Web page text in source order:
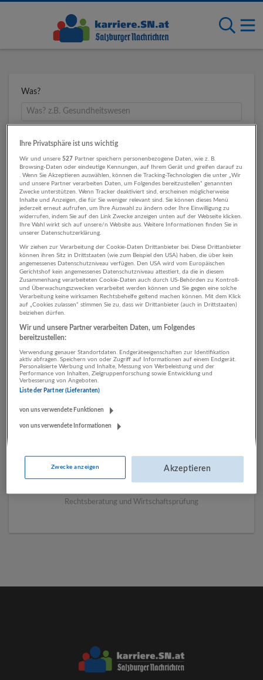
Was?
Wo?
Umkreis
1 Assistenz, Verwaltung, Büro
Rechtsberatung und
Wirtschaftsprüfung
Unternehmen
Berlin und Partner Rechtsanwälte
Rechtsberatung und Wirtschaftsprüfung
Ihre Privatsphäre ist uns wichtig
Wir und unsere 527 Partner speichern personenbezogene Daten, wie z. B.
Browsing-Daten oder eindeutige Kennungen, auf Ihrem Gerät und greifen darauf zu
. Wenn Sie Akzeptieren auswählen, können die Tracking-Technologien die unter „Wir
und unsere Partner verarbeiten Daten, um Folgendes bereitzustellen“ genannten
Zwecke unterstützen. Wenn Tracker deaktiviert sind, erscheinen möglicherweise
Inhalte und Anzeigen, die für Sie weniger relevant sind. Sie können dieses Menü
jederzeit erneut aufrufen, um Ihre Auswahl zu ändern oder Ihre Einwilligung zu
widerrufen, indem Sie auf den Link Zwecke anzeigen unten auf der Webseite klicken.
Ihre Wahl wirkt sich auf unsere/n Website aus. Weitere Informationen finden Sie in
unserer Datenschutzerklärung.
Wir ziehen zur Verarbeitung der Cookie-Daten Drittanbieter bei. Diese Drittanbieter
können ihren Sitz in Drittstaaten (wie zum Beispiel den USA) haben, die über kein
angemessenes Datenschutzniveau verfügen. Den USA wird vom Europäischen
Gerichtshof kein angemessenes Datenschutzniveau attestiert, da die in diesem
Zusammenhang verarbeiteten Cookie-Daten auch durch US-Behörden zu Kontroll-
und Überwachungszwecken verarbeitet werden können und Sie gegen eine solche
Verarbeitung keine wirksamen Rechtsbehelfe geltend machen können. Mit dem Klick
auf „Cookies zulassen“ stimmen Sie zu, dass wir Drittanbieter (auch in Drittstaaten)
beiziehen dürfen.
Wir und unsere Partner verarbeiten Daten, um Folgendes
bereitzustellen:
Verwendung genauer Standortdaten. Endgeräteeigenschaften zur Identifikation
aktiv abfragen. Speichern von oder Zugriff auf Informationen auf einem Endgerät.
Personalisierte Werbung und Inhalte, Messung von Werbeleistung und der
Performance von Inhalten, Zielgruppenforschung sowie Entwicklung und
Verbesserung von Angeboten.
Liste der Partner (Lieferanten)
von uns verwendete Funktionen
von uns verwendete Informationen
Zwecke anzeigen Akzeptieren